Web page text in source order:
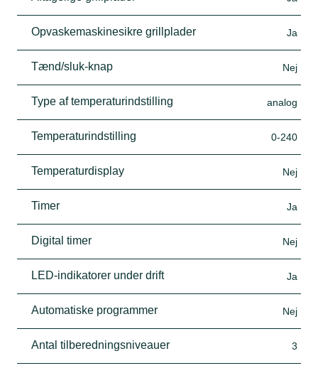
Opvaskemaskinesikre grillplader Ja
Tænd/sluk-knap Nej
Type af temperaturindstilling analog
Temperaturindstilling 0-240
Temperaturdisplay Nej
Timer Ja
Digital timer Nej
LED-indikatorer under drift Ja
Automatiske programmer Nej
Antal tilberedningsniveauer 3